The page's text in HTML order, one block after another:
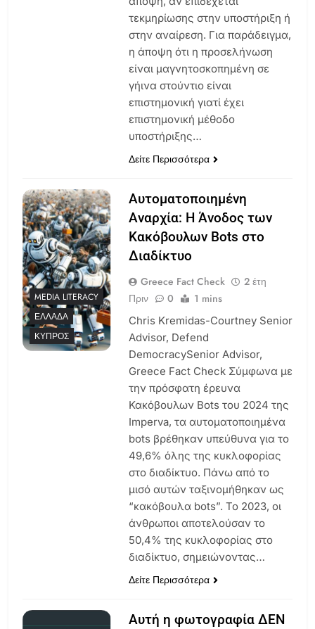
τεκμηρίωσης στην υποστήριξη ή
στην αναίρεση. Για παράδειγμα,
η άποψη ότι η προσελήνωση
είναι μαγνητοσκοπημένη σε
γήινα στούντιο είναι
επιστημονική γιατί έχει
επιστημονική μέθοδο
υποστήριξης…
Δείτε Περισσότερα
MEDIA LITERACY
ΕΛΛΆΔΑ
ΚΎΠΡΟΣ
Αυτοματοποιημένη
Αναρχία: Η Άνοδος των
Κακόβουλων Bots στο
Διαδίκτυο
Greece Fact Check
2 έτη
Πριν
0 1 mins
Chris Kremidas-Courtney Senior
Advisor, Defend
DemocracySenior Advisor,
Greece Fact Check Σύμφωνα με
την πρόσφατη έρευνα
Κακόβουλων Bots του 2024 της
Imperva, τα αυτοματοποιημένα
bots βρέθηκαν υπεύθυνα για το
49,6% όλης της κυκλοφορίας
στο διαδίκτυο. Πάνω από το
μισό αυτών ταξινομήθηκαν ως
“κακόβουλα bots”. Το 2023, οι
άνθρωποι αποτελούσαν το
50,4% της κυκλοφορίας στο
διαδίκτυο, σημειώνοντας…
Δείτε Περισσότερα
Αυτή η φωτογραφία ΔΕΝ